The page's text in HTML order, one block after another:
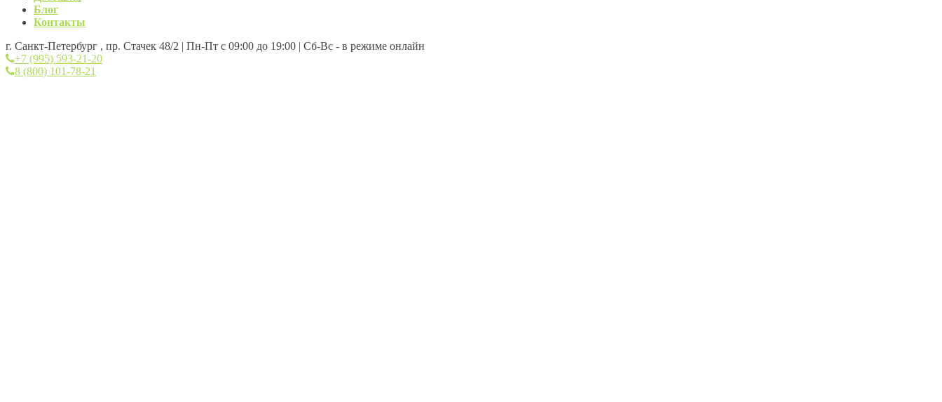
Блог
Контакты
г. Санкт-Петербург , пр. Стачек 48/2 | Пн-Пт с 09:00 до 19:00 | Сб-Вс - в режиме онлайн
+7 (995) 593-21-20
8 (800) 101-78-21